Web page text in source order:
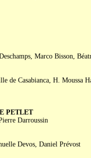
Marco Bisson,
de Casabianca, H. Moussa
PETLET
Darroussin
Devos, Daniel Prévost